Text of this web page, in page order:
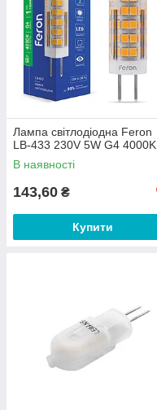
Лампа світлодіодна Feron
LB-433 230V 5W G4 4000K
В наявності
143,60 ₴
Купити